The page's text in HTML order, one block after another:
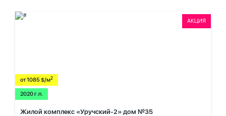
АКЦИЯ
от 1085 $/м2
2020 г.п.
Жилой комплекс «Уручский-2» дом №35